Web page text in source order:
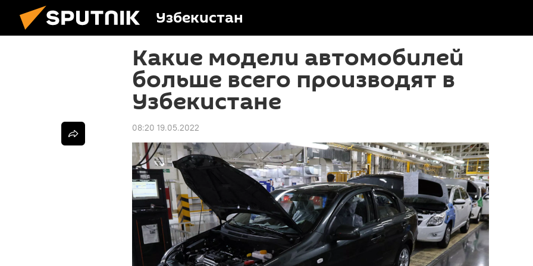
Узбекистан
Какие модели автомобилей
больше всего производят в
Узбекистане
08:20 19.05.2022